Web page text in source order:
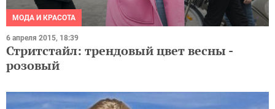
МОДА И КРАСОТА
6 апреля 2015, 18:39
Стритстайл: трендовый цвет весны -
розовый